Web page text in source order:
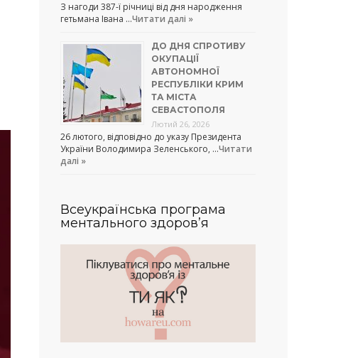
З нагоди 387-ї річниці від дня народження
гетьмана Івана …Читати далі »
ДО ДНЯ СПРОТИВУ
ОКУПАЦІЇ
АВТОНОМНОЇ
РЕСПУБЛІКИ КРИМ
ТА МІСТА
СЕВАСТОПОЛЯ
Лютий 26, 2026
26 лютого, відповідно до указу Президента
України Володимира Зеленського, …Читати
далі »
Всеукраїнська програма
ментального здоров’я